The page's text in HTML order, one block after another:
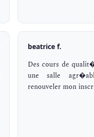
beatrice f.
Des cours de
une salle
renouveler mon